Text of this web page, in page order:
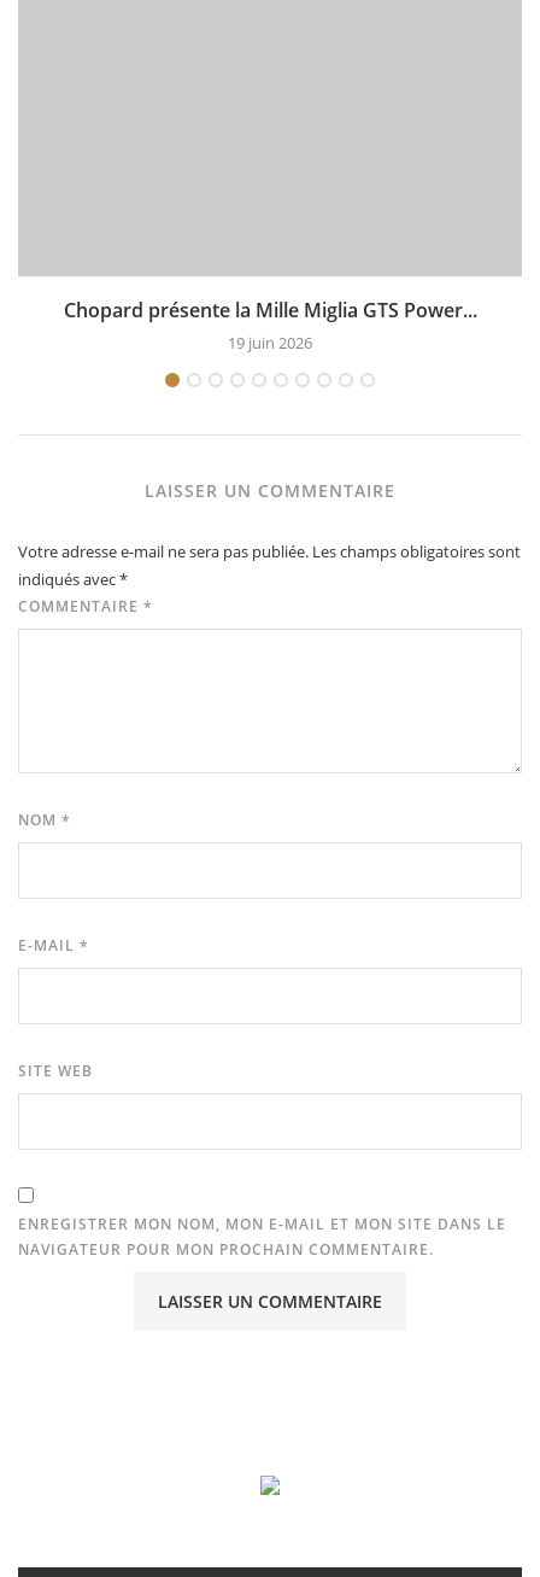
Chopard présente la Mille Miglia GTS Power...
19 juin 2026
LAISSER UN COMMENTAIRE
Votre adresse e-mail ne sera pas publiée. Les champs obligatoires sont
indiqués avec*
COMMENTAIRE *
NOM *
E-MAIL *
SITE WEB
ENREGISTRER MON NOM, MON E-MAIL ET MON SITE DANS LE
NAVIGATEUR POUR MON PROCHAIN COMMENTAIRE.